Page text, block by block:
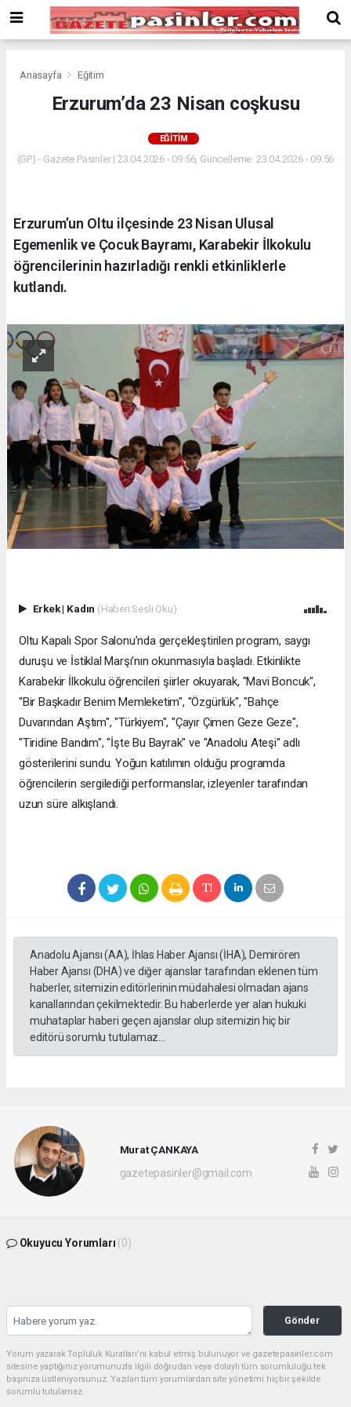
Bonusu
Veren
deneme
bonus
Bonus
Veren
Siteler
Anasayfa Eğitim
Erzurum’da 23 Nisan coşkusu
EĞITIM
(GP) - Gazete Pasinler | 23.04.2026 - 09:56, Güncelleme: 23.04.2026 - 09:56
Erzurum’un Oltu ilçesinde 23 Nisan Ulusal
Egemenlik ve Çocuk Bayramı, Karabekir İlkokulu
öğrencilerinin hazırladığı renkli etkinliklerle
kutlandı.
Erkek| Kadın (Haberi Sesli Oku)
Oltu Kapalı Spor Salonu’nda gerçekleştirilen program, saygı
duruşu ve İstiklal Marşı’nın okunmasıyla başladı. Etkinlikte
Karabekir İlkokulu öğrencileri şiirler okuyarak, "Mavi Boncuk",
"Bir Başkadır Benim Memleketim", "Özgürlük", "Bahçe
Duvarından Aştım", "Türkiyem", "Çayır Çimen Geze Geze",
"Tiridine Bandım", "İşte Bu Bayrak" ve "Anadolu Ateşi" adlı
gösterilerini sundu. Yoğun katılımın olduğu programda
öğrencilerin sergilediği performanslar, izleyenler tarafından
uzun süre alkışlandı.
Anadolu Ajansı (AA), İhlas Haber Ajansı (İHA), Demirören
Haber Ajansı (DHA) ve diğer ajanslar tarafından eklenen tüm
haberler, sitemizin editörlerinin müdahalesi olmadan ajans
kanallarından çekilmektedir. Bu haberlerde yer alan hukuki
muhataplar haberi geçen ajanslar olup sitemizin hiç bir
editörü sorumlu tutulamaz...
Murat ÇANKAYA
gazetepasinler@gmail.com
Okuyucu Yorumları (0)
Gönder
Yorum yazarak Topluluk Kuralları’nı kabul etmiş bulunuyor ve gazetepasinler.com
sitesine yaptığınız yorumunuzla ilgili doğrudan veya dolaylı tüm sorumluluğu tek
başınıza üstleniyorsunuz. Yazılan tüm yorumlardan site yönetimi hiçbir şekilde
sorumlu tutulamaz.